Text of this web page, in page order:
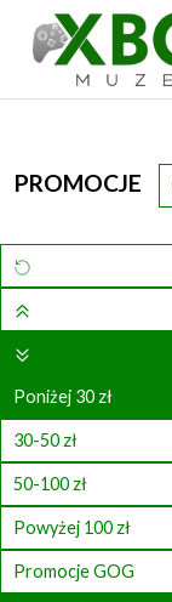
PROMOCJE
Poniżej 30 zł
30-50 zł
50-100 zł
Powyżej 100 zł
Promocje GOG